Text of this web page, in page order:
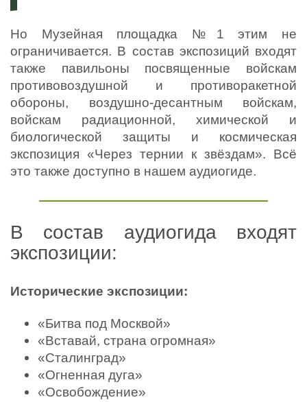
Но Музейная площадка №1 этим не
ограничивается. В состав экспозиций входят
также павильоны посвященные войскам
противовоздушной и противоракетной
обороны, воздушно-десантным войскам,
войскам радиационной, химической и
биологической защиты и космическая
экспозиция «Через тернии к звёздам». Всё
это также доступно в нашем аудиогиде.
В состав аудиогида входят
экспозиции:
Исторические экспозиции:
«Битва под Москвой»
«Вставай, страна огромная»
«Сталинград»
«Огненная дуга»
«Освобождение»